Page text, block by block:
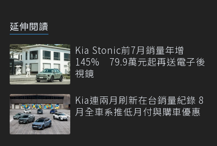
延伸閱讀
Kia Stonic前7月銷量年增
145% 79.9萬元起再送電子後
視鏡
Kia連兩月刷新在台銷量紀錄 8
月全車系推低月付與購車優惠